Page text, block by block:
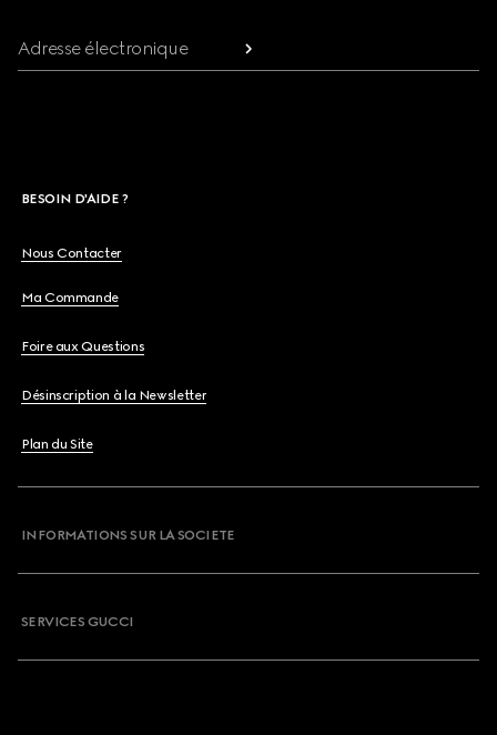
Adresse électronique
BESOIN D'AIDE ?
Nous Contacter
Ma Commande
Foire aux Questions
Désinscription à la Newsletter
Plan du Site
INFORMATIONS SUR LA SOCIETE
SERVICES GUCCI